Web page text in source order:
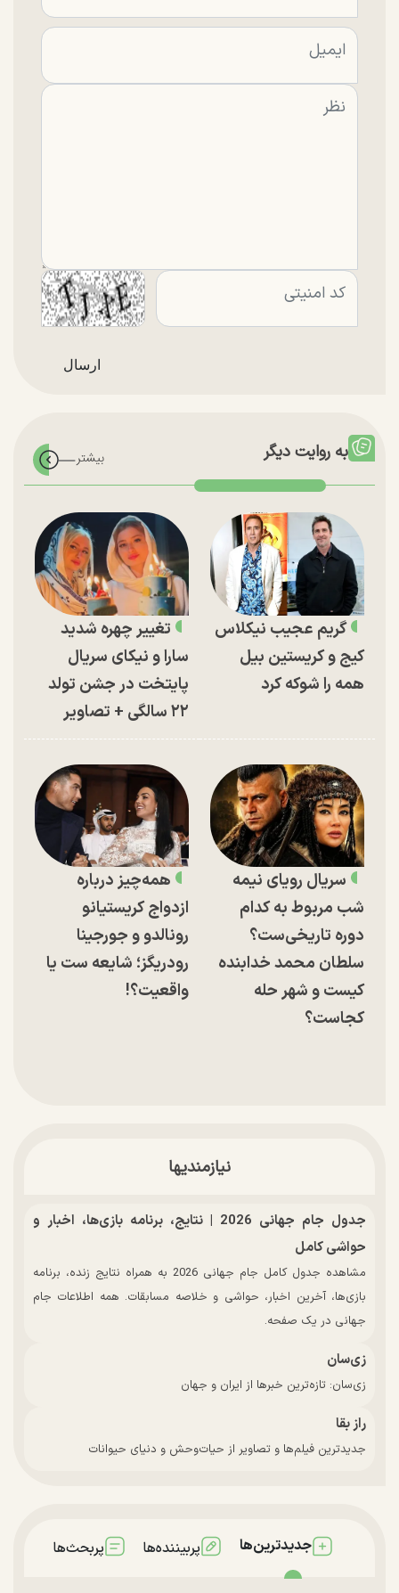
به روایت دیگر
گریم عجیب نیکلاس
کیج و کریستین بیل
همه را شوکه کرد
تغییر چهره شدید
سارا و نیکای سریال
پایتخت در جشن تولد
۲۲ سالگی + تصاویر
سریال رویای نیمه
شب مربوط به کدام
دوره تاریخی‌ست؟
سلطان محمد خدابنده
کیست و شهر حله
کجاست؟
همه‌چیز درباره
ازدواج کریستیانو
رونالدو و جورجینا
رودریگز؛ شایعه ست یا
واقعیت؟!
نیازمندیها
جدول جام جهانی 2026 | نتایج، برنامه بازی‌ها، اخبار و
حواشی کامل
مشاهده جدول کامل جام جهانی 2026 به همراه نتایج زنده، برنامه
بازی‌ها، آخرین اخبار، حواشی و خلاصه مسابقات. همه اطلاعات جام
جهانی در یک صفحه.
زی‌سان
زی‌سان: تازه‌ترین خبرها از ایران و جهان
راز بقا
جدیدترین فیلم‌ها و تصاویر از حیات‌وحش و دنیای حیوانات
جدیدترین‌ها پربیننده‌ها پربحث‌ها